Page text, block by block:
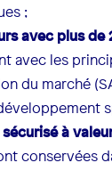
;
avec plus de
avec les
du marché
à
conservées